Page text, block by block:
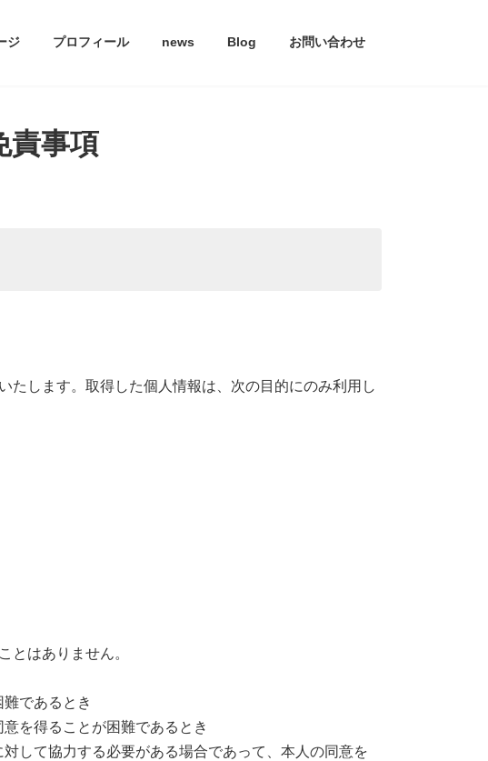
ジ プロフィール news Blog お問い合わせ
責事項
たします。取得した個人情報は、次の目的にのみ利用し
とはありません。
であるとき
を得ることが困難であるとき
して協力する必要がある場合であって、本人の同意を